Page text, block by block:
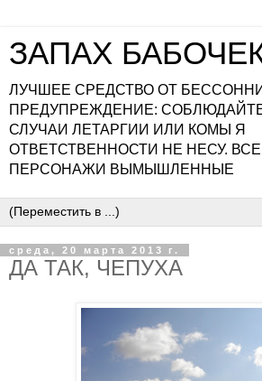
ЗАПАХ
ЛУЧШЕЕ СРЕДСТВО ОТ
ПРЕДУПРЕЖДЕНИЕ:
СЛУЧАИ ЛЕТАРГИИ ИЛИ КОМЫ Я
ОТВЕТСТВЕННОСТИ НЕ НЕСУ.
ПЕРСОНАЖИ ВЫМЫШЛЕННЫЕ
среда, 20 марта 2013 г.
ДА ТАК, ЧЕПУХА